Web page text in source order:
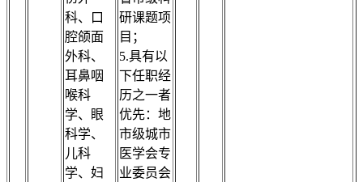
科、口
腔颌面
外科、
耳鼻咽
喉科
学、眼
科学、
儿科
学、妇
研课题项
目；
5.具有以
下任职经
历之一者
优先：地
市级城市
医学会专
业委员会